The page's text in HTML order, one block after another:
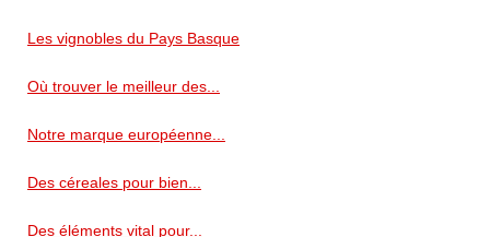
Les vignobles du Pays Basque
Où trouver le meilleur des...
Notre marque européenne...
Des céreales pour bien...
Des éléments vital pour...